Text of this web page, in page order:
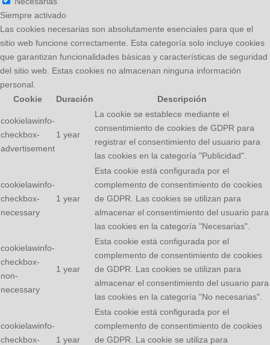
Siempre activado
Las cookies necesarias son absolutamente esenciales para que el
sitio web funcione correctamente. Esta categoría solo incluye cookies
que garantizan funcionalidades básicas y características de seguridad
del sitio web. Estas cookies no almacenan ninguna información
personal.
Cookie
Duración Descripción
cookielawinfo-
checkbox-
advertisement
1 year
La cookie se establece mediante el
consentimiento de cookies de GDPR para
registrar el consentimiento del usuario para
las cookies en la categoría "Publicidad".
cookielawinfo-
checkbox-
necessary
1 year
Esta cookie está configurada por el
complemento de consentimiento de cookies
de GDPR. Las cookies se utilizan para
almacenar el consentimiento del usuario para
las cookies en la categoría "Necesarias".
cookielawinfo-
checkbox-
non-
necessary
1 year
Esta cookie está configurada por el
complemento de consentimiento de cookies
de GDPR. Las cookies se utilizan para
almacenar el consentimiento del usuario para
las cookies en la categoría "No necesarias".
cookielawinfo-
checkbox-
1 year
Esta cookie está configurada por el
complemento de consentimiento de cookies
de GDPR. La cookie se utiliza para